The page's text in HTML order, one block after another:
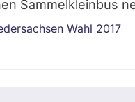
Sammelkleinbus
Wahl 2017